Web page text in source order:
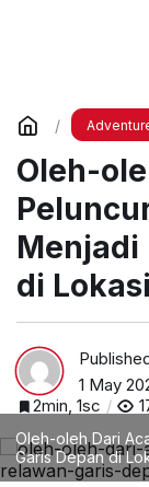
Oleh-
Menjadi
di
1 May
2min, 1sc
Oleh-oleh Dari
Garis Depan di